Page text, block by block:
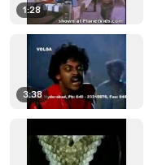
1:28
3:38